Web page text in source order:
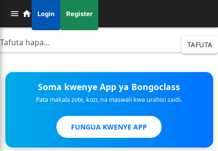
Login Register
TAFUTA
Soma kwenye App ya Bongoclass
Pata makala zote, kozi, na maswali kwa urahisi zaidi.
FUNGUA KWENYE APP